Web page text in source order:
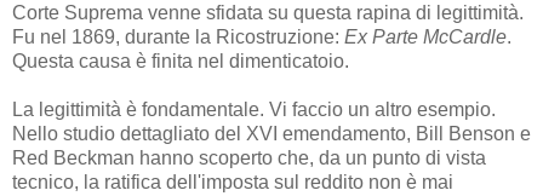
Corte Suprema venne sfidata su questa rapina di legittimità.
Fu nel 1869, durante la Ricostruzione: Ex Parte McCardle.
Questa causa è finita nel dimenticatoio.
La legittimità è fondamentale. Vi faccio un altro esempio.
Nello studio dettagliato del XVI emendamento, Bill Benson e
Red Beckman hanno scoperto che, da un punto di vista
tecnico, la ratifica dell'imposta sul reddito non è mai